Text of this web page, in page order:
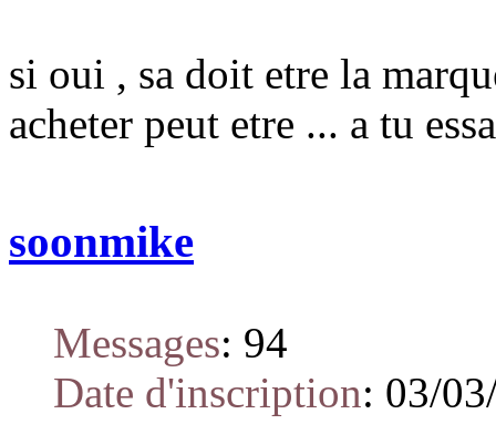
si oui , sa doit etre la
acheter peut etre ... a tu
soonmike
Messages: 94
Date d'inscription: 03/